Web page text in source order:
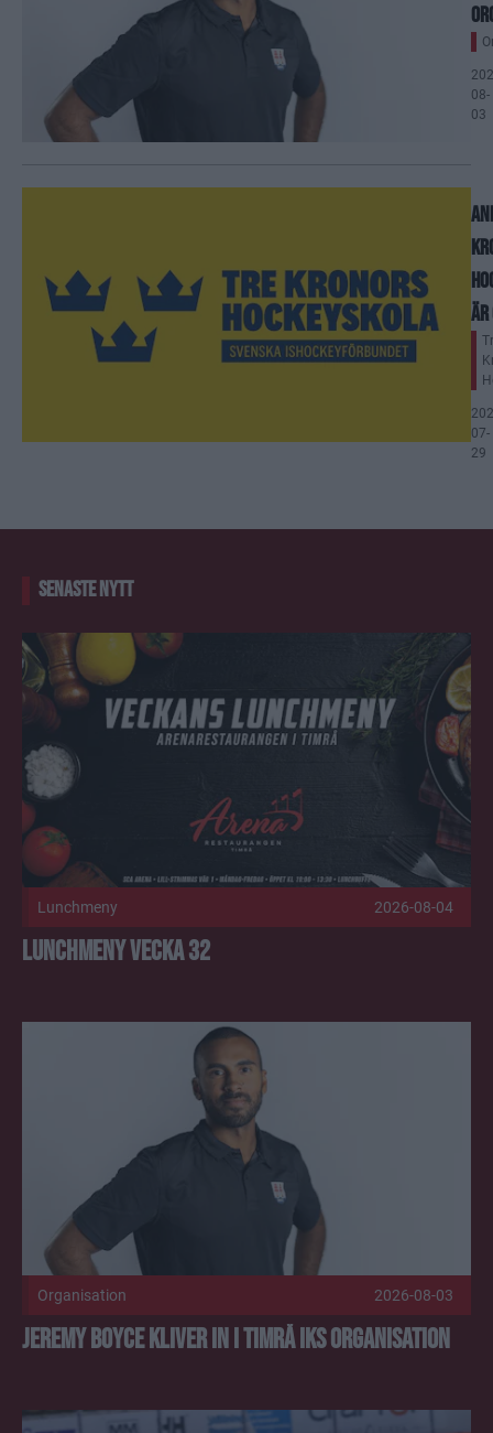
08-
03
är
07-
29
SENASTE NYTT
Lunchmeny vecka 32 Publicerad 2026-08-04
Lunchmeny 2026-08-04
Lunchmeny vecka 32
Jeremy Boyce kliver in i Timrå IKs organisation Publicerad
Organisation 2026-08-03
Jeremy Boyce kliver in i Timrå IKs organisation
Biljettsläpp: Försäsong i SCA Arena Publicerad 2026-07-31